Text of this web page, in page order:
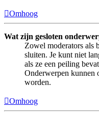
Omhoog
Wat zijn gesloten
Zowel moderators als
sluiten. Je kunt niet
als ze een peiling
Onderwerpen kunnen
worden.
Omhoog